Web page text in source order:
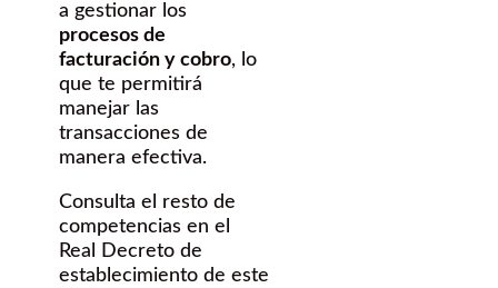
a gestionar los
procesos de
facturación y cobro, lo
que te permitirá
manejar las
transacciones de
manera efectiva.
Consulta el resto de
competencias en el
Real Decreto de
establecimiento de este